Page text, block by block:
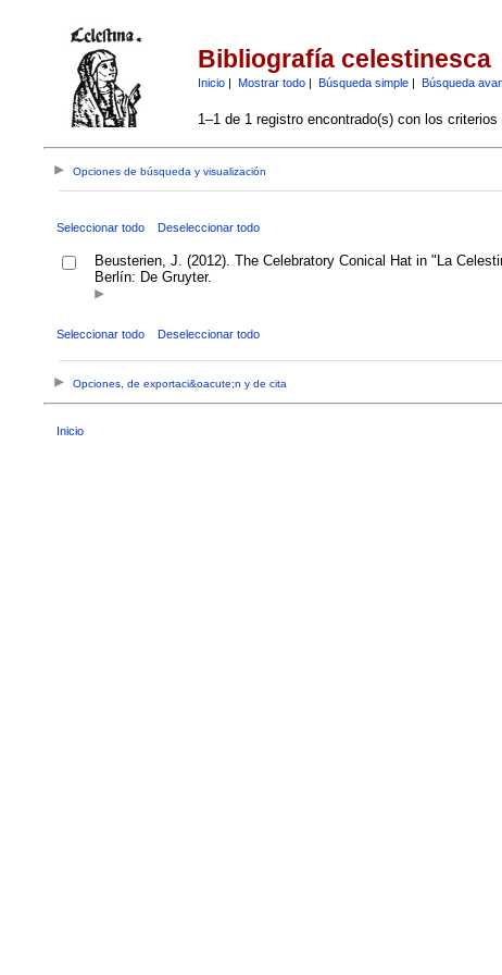
Bibliografía celestinesca
Inicio| Mostrar todo| Búsqueda simple| Búsqueda
1–1 de 1 registro encontrado(s) con los
Opciones de búsqueda y visualización
Seleccionar todo Deseleccionar todo
Beusterien, J. (2012). The Celebratory Conical Hat in "La
Berlín: De Gruyter.
Seleccionar todo Deseleccionar todo
Opciones, de exportaci&oacute;n y de cita
Inicio